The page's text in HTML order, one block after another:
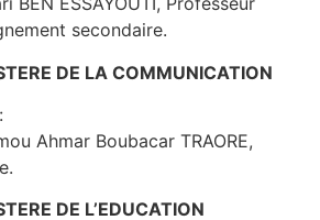
secondaire.
DE LA COMMUNICATION
Ahmar Boubacar TRAORE,
DE L’EDUCATION